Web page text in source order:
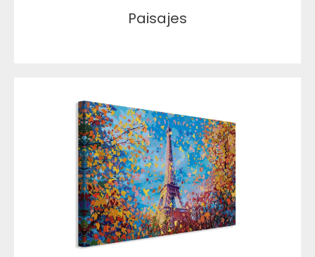
Paisajes